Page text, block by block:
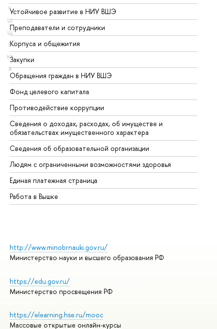
Ч
Ш
Щ
Э
Ю
Я
Устойчивое развитие в НИУ ВШЭ
Преподаватели и сотрудники
Корпуса и общежития
Закупки
Обращения граждан в НИУ ВШЭ
Фонд целевого капитала
Противодействие коррупции
Сведения о доходах, расходах, об имуществе и
обязательствах имущественного характера
Сведения об образовательной организации
Людям с ограниченными возможностями здоровья
Единая платежная страница
Работа в Вышке
http://www.minobrnauki.gov.ru/
Министерство науки и высшего образования РФ
https://edu.gov.ru/
Министерство просвещения РФ
https://elearning.hse.ru/mooc
Массовые открытые онлайн-курсы